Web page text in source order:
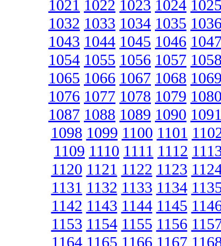
1021 1022 1023 1024
1032 1033 1034 1035
1043 1044 1045 1046
1054 1055 1056 1057
1065 1066 1067 1068
1076 1077 1078 1079
1087 1088 1089 1090
1098 1099 1100 1101
1109 1110 1111 1112
1120 1121 1122 1123
1131 1132 1133 1134
1142 1143 1144 1145
1153 1154 1155 1156
1164 1165 1166 1167